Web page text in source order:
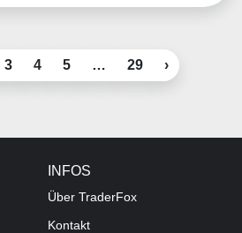
3 4 5 … 29 ›
INFOS
Über TraderFox
Kontakt